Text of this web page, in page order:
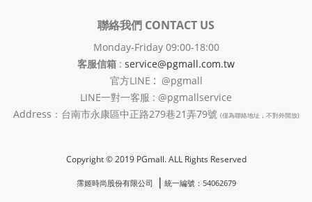
聯絡我們 CONTACT US
Monday-Friday 09:00-18:00
客服信箱 : service@pgmall.com.tw
官方LINE : @pgmall
LINE一對一客服 : @pgmallservice
Address：台南市永康區中正路279巷21弄79號 (僅為聯絡地址，不對外開放)
Copyright © 2019 PGmall. ALL Rights Reserved
霈姬時尚股份有限公司 ❘ 統一編號：54062679